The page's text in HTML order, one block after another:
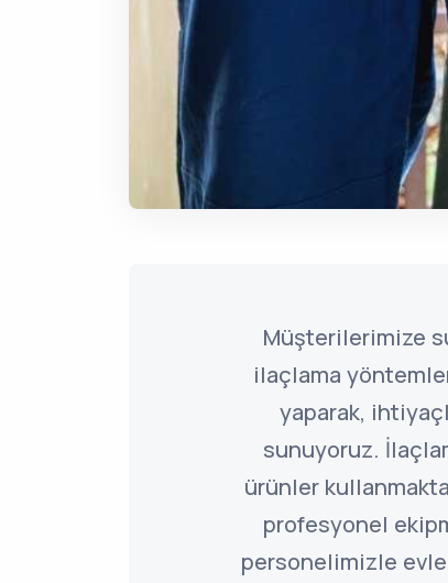
Müşterilerimize
ilaçlama
yaparak,
sunuyoruz.
ürünler
profesyonel
personelimizle